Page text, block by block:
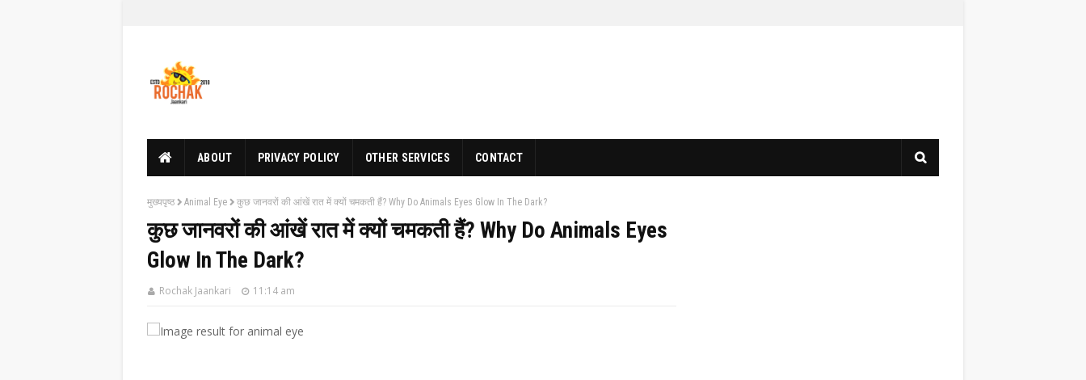
ABOUT PRIVACY POLICY OTHER SERVICES CONTACT
मुख्यपृष्ठ Animal Eye कुछ जानवरों की आंखें रात में क्यों चमकती हैं? Why Do Animals Eyes Glow In The Dark?
कुछ जानवरों की आंखें रात में क्यों चमकती हैं? Why Do Animals Eyes
Glow In The Dark?
Rochak Jaankari 11:14 am